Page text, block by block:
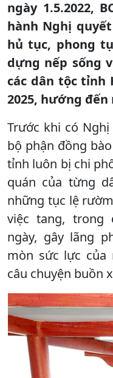
ngày 1.5.2022,
hành Nghị
hủ tục, phong
dựng nếp sống
các dân tộc tỉnh
2025, hướng đến
Trước khi có
bộ phận đồng
tỉnh luôn bị chi
quán của từng
những tục lệ
việc tang, trong
ngày, gây lãng
mòn sức lực của
câu chuyện buồn